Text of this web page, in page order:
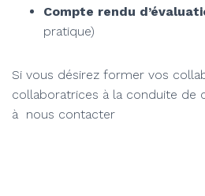
Compte rendu
pratique)
Si vous désirez former vos
collaboratrices à la conduite de
à nous contacter